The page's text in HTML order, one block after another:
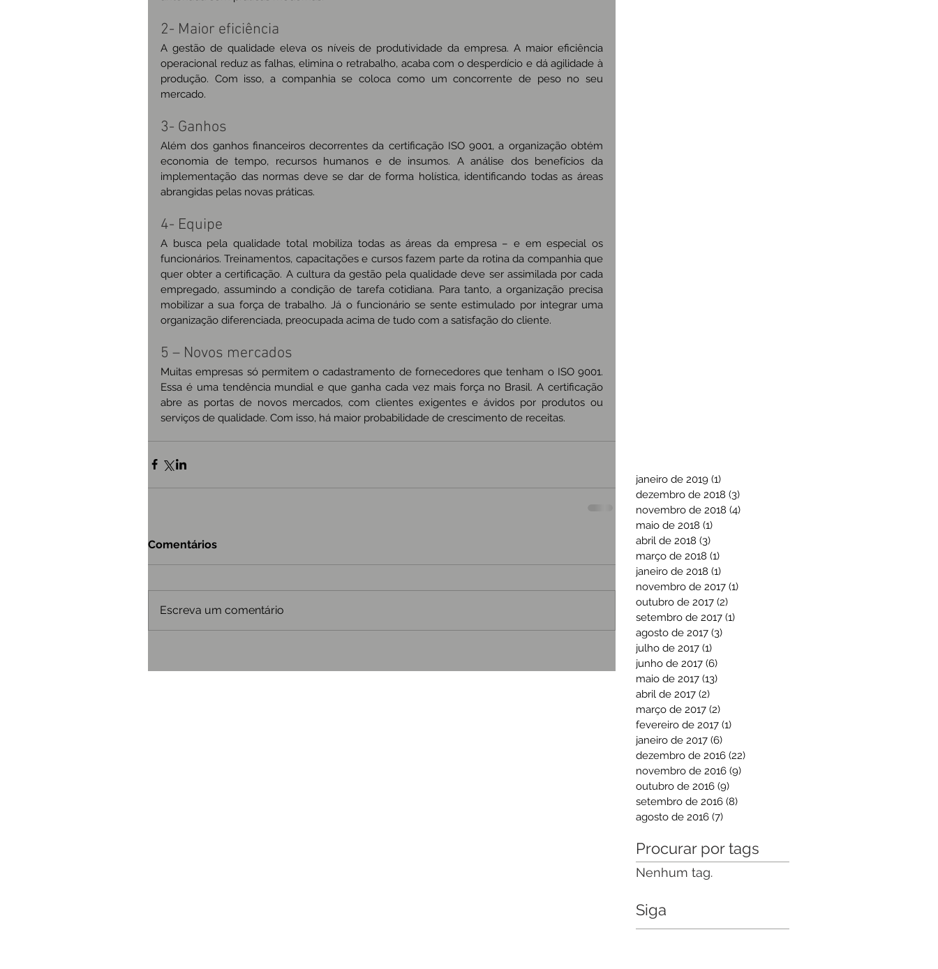
2- Maior eficiência
A gestão de qualidade eleva os níveis de produtividade da empresa. A maior eficiência
operacional reduz as falhas, elimina o retrabalho, acaba com o desperdício e dá agilidade à
produção. Com isso, a companhia se coloca como um concorrente de peso no seu
mercado.
3- Ganhos
Além dos ganhos financeiros decorrentes da certificação ISO 9001, a organização obtém
economia de tempo, recursos humanos e de insumos. A análise dos benefícios da
implementação das normas deve se dar de forma holística, identificando todas as áreas
abrangidas pelas novas práticas.
4- Equipe
A busca pela qualidade total mobiliza todas as áreas da empresa – e em especial os
funcionários. Treinamentos, capacitações e cursos fazem parte da rotina da companhia que
quer obter a certificação. A cultura da gestão pela qualidade deve ser assimilada por cada
empregado, assumindo a condição de tarefa cotidiana. Para tanto, a organização precisa
mobilizar a sua força de trabalho. Já o funcionário se sente estimulado por integrar uma
organização diferenciada, preocupada acima de tudo com a satisfação do cliente.
5 – Novos mercados
Muitas empresas só permitem o cadastramento de fornecedores que tenham o ISO 9001.
Essa é uma tendência mundial e que ganha cada vez mais força no Brasil. A certificação
abre as portas de novos mercados, com clientes exigentes e ávidos por produtos ou
serviços de qualidade. Com isso, há maior probabilidade de crescimento de receitas.
Comentários
Escreva um comentário
janeiro de 2019 (1)
dezembro de 2018 (3)
novembro de 2018 (4)
maio de 2018 (1)
abril de 2018 (3)
março de 2018 (1)
janeiro de 2018 (1)
novembro de 2017 (1)
outubro de 2017 (2)
setembro de 2017 (1)
agosto de 2017 (3)
julho de 2017 (1)
junho de 2017 (6)
maio de 2017 (13)
abril de 2017 (2)
março de 2017 (2)
fevereiro de 2017 (1)
janeiro de 2017 (6)
dezembro de 2016 (22)
novembro de 2016 (9)
outubro de 2016 (9)
setembro de 2016 (8)
agosto de 2016 (7)
Procurar por tags
Nenhum tag.
Siga